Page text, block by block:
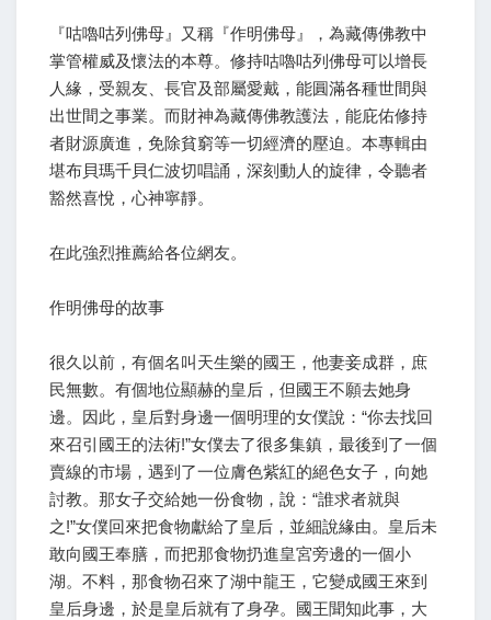
『咕嚕咕列佛母』又稱『作明佛母』，為藏傳佛教中
掌管權威及懷法的本尊。修持咕嚕咕列佛母可以增長
人緣，受親友、長官及部屬愛戴，能圓滿各種世間與
出世間之事業。而財神為藏傳佛教護法，能庇佑修持
者財源廣進，免除貧窮等一切經濟的壓迫。本專輯由
堪布貝瑪千貝仁波切唱誦，深刻動人的旋律，令聽者
豁然喜悅，心神寧靜。
在此強烈推薦給各位網友。
作明佛母的故事
很久以前，有個名叫天生樂的國王，他妻妾成群，庶
民無數。有個地位顯赫的皇后，但國王不願去她身
邊。因此，皇后對身邊一個明理的女僕說：“你去找回
來召引國王的法術!”女僕去了很多集鎮，最後到了一個
賣線的市場，遇到了一位膚色紫紅的絕色女子，向她
討教。那女子交給她一份食物，說：“誰求者就與
之!”女僕回來把食物獻給了皇后，並細說緣由。皇后未
敢向國王奉膳，而把那食物扔進皇宮旁邊的一個小
湖。不料，那食物召來了湖中龍王，它變成國王來到
皇后身邊，於是皇后就有了身孕。國王聞知此事，大